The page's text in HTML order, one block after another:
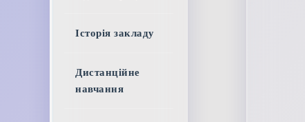
Історія закладу
Дистанційне
навчання